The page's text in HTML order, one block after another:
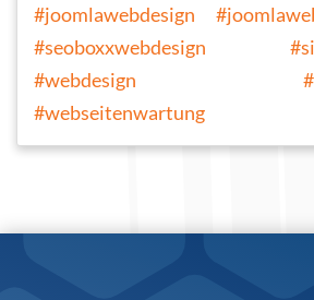
#joomlawebdesign
#seoboxxwebdesign
#webdesign
#webseitenwartung